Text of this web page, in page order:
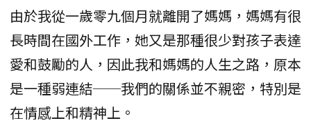
由於我從一歲零九個月就離開了媽媽，媽媽有很
長時間在國外工作，她又是那種很少對孩子表達
愛和鼓勵的人，因此我和媽媽的人生之路，原本
是一種弱連結──我們的關係並不親密，特別是
在情感上和精神上。